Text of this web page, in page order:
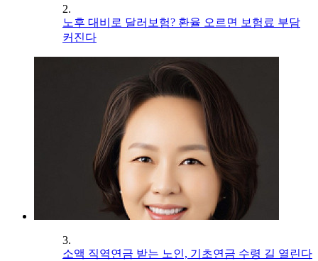
2.
노후 대비로 달러보험? 환율 오르면 보험료 부담
커진다
3.
소액 직역연금 받는 노인, 기초연금 수령 길 열린다